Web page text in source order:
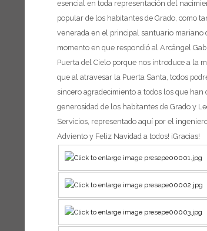
esencial en toda representación del
popular de los habitantes de Grado, como
venerada en el principal santuario mariano
momento en que respondió al Arcángel
Puerta del Cielo porque nos introduce a la
que al atravesar la Puerta Santa, todos
sincero agradecimiento a todos los que
generosidad de los habitantes de Grado y
Servicios, representado aquí por el
Adviento y Feliz Navidad a todos! ¡Gracias!